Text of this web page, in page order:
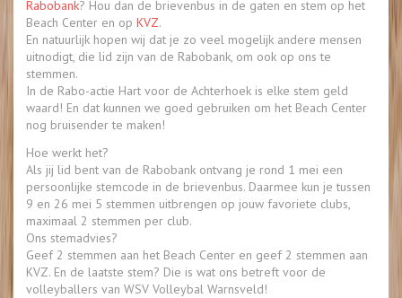
Rabobank? Hou dan de brievenbus in de gaten en stem op het
Beach Center en op KVZ.
En natuurlijk hopen wij dat je zo veel mogelijk andere mensen
uitnodigt, die lid zijn van de Rabobank, om ook op ons te
stemmen.
In de Rabo-actie Hart voor de Achterhoek is elke stem geld
waard! En dat kunnen we goed gebruiken om het Beach Center
nog bruisender te maken!
Hoe werkt het?
Als jij lid bent van de Rabobank ontvang je rond 1 mei een
persoonlijke stemcode in de brievenbus. Daarmee kun je tussen
9 en 26 mei 5 stemmen uitbrengen op jouw favoriete clubs,
maximaal 2 stemmen per club.
Ons stemadvies?
Geef 2 stemmen aan het Beach Center en geef 2 stemmen aan
KVZ. En de laatste stem? Die is wat ons betreft voor de
volleyballers van WSV Volleybal Warnsveld!